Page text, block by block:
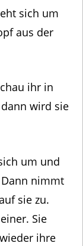
sich um
aus der
ihr in
wird sie
um und
nimmt
sie zu.
Sie
ihre